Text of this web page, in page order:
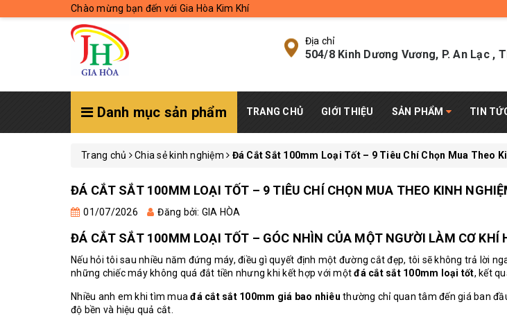
Chào mừng bạn đến với Gia Hòa Kim Khí
Địa chỉ
504/8 Kinh Dương Vương, P. An Lạc ,
Danh mục sản phẩm TRANG CHỦ GIỚI THIỆU SẢN PHẨM TIN
Trang chủ Chia sẻ kinh nghiệm Đá Cắt Sắt 100mm Loại Tốt – 9 Tiêu Chí Chọn Mua Theo
ĐÁ CẮT SẮT 100MM LOẠI TỐT – 9 TIÊU CHÍ CHỌN MUA THEO KINH
01/07/2026 Đăng bởi: GIA HÒA
ĐÁ CẮT SẮT 100MM LOẠI TỐT – GÓC NHÌN CỦA MỘT NGƯỜI LÀM CƠ KHÍ
Nếu hỏi tôi sau nhiều năm đứng máy, điều gì quyết định một đường cắt đẹp, tôi sẽ không trả lời
những chiếc máy không quá đắt tiền nhưng khi kết hợp với mộtđá cắt sắt 100mm loại tốt, kết
Nhiều anh em khi tìm muađá cắt sắt 100mm giá bao nhiêu thường chỉ quan tâm đến giá ban
độ bền và hiệu quả cắt.